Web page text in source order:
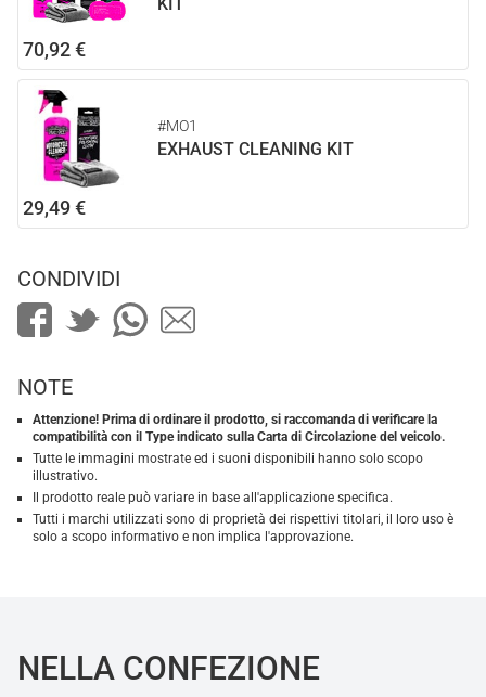
70,92 €
#MO1
EXHAUST CLEANING KIT
29,49 €
CONDIVIDI
NOTE
Attenzione! Prima di ordinare il prodotto, si raccomanda di verificare la
compatibilità con il Type indicato sulla Carta di Circolazione del veicolo.
Tutte le immagini mostrate ed i suoni disponibili hanno solo scopo
illustrativo.
Il prodotto reale può variare in base all'applicazione specifica.
Tutti i marchi utilizzati sono di proprietà dei rispettivi titolari, il loro uso è
solo a scopo informativo e non implica l'approvazione.
NELLA CONFEZIONE